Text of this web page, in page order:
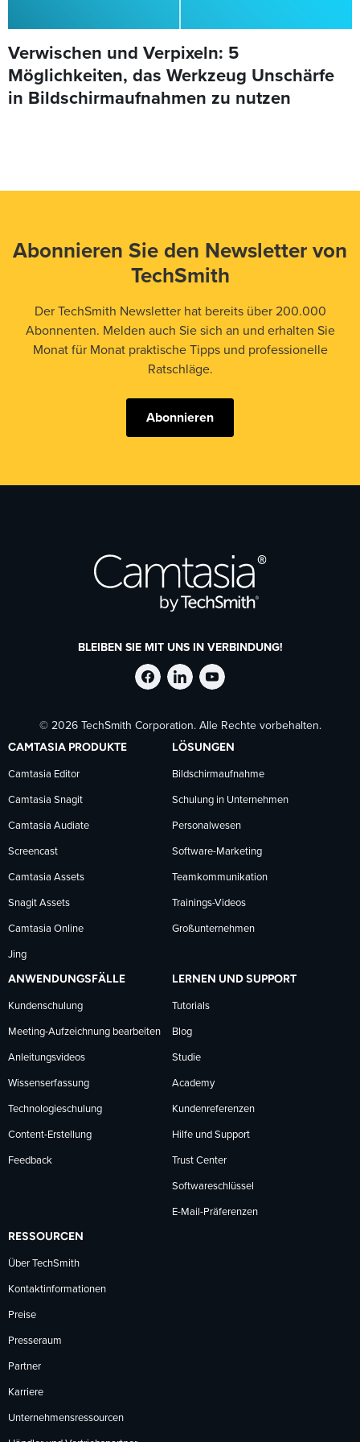
Verwischen und Verpixeln: 5
Möglichkeiten, das Werkzeug Unschärfe
in Bildschirmaufnahmen zu nutzen
Abonnieren Sie den Newsletter von
TechSmith
Der TechSmith Newsletter hat bereits über 200.000
Abonnenten. Melden auch Sie sich an und erhalten Sie
Monat für Monat praktische Tipps und professionelle
Ratschläge.
Abonnieren
BLEIBEN SIE MIT UNS IN VERBINDUNG!
TechSmith
auf
Facebook
folgen
TechSmith
auf
LinkedIn
folgen
TechSmith
auf
YouTube
folgen
© 2026 TechSmith Corporation. Alle Rechte vorbehalten.
CAMTASIA PRODUKTE
Camtasia Editor
Camtasia Snagit
Camtasia Audiate
Screencast
Camtasia Assets
Snagit Assets
Camtasia Online
Jing
LÖSUNGEN
Bildschirmaufnahme
Schulung in Unternehmen
Personalwesen
Software-Marketing
Teamkommunikation
Trainings-Videos
Großunternehmen
ANWENDUNGSFÄLLE
Kundenschulung
Meeting-Aufzeichnung bearbeiten
Anleitungsvideos
Wissenserfassung
Technologieschulung
Content-Erstellung
Feedback
LERNEN UND SUPPORT
Tutorials
Blog
Studie
Academy
Kundenreferenzen
Hilfe und Support
Trust Center
Softwareschlüssel
E-Mail-Präferenzen
RESSOURCEN
Über TechSmith
Kontaktinformationen
Preise
Presseraum
Partner
Karriere
Unternehmensressourcen